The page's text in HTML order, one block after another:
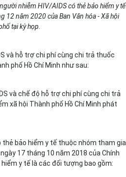
nhiễm HIV/AIDS có thẻ bảo hiểm y tế
12 năm 2020 của Ban Văn hóa - Xã hội
ốtại kỳ họp.
và hỗ trợ chi phí cùng chi trả thuốc
phố Hồ Chí Minh như sau:
và chế độ hỗ trợ chi phícùng chi trả
xã hội Thành phố Hồ Chí Minh phát
thẻ bảo hiểm y tế thuộc nhóm tham gia
ngày 17 tháng 10 năm 2018 của Chính
y tế là các đối tượng bao gồm: